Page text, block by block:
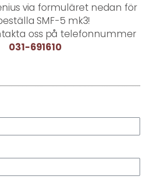
via formuläret nedan för
SMF-5 mk3!
oss på telefonnummer
031-691610